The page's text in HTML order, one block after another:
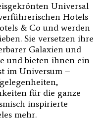
Universal
Hotels
& Co und werden
Sie versetzen ihre
Galaxien und
und bieten ihnen ein
im Universum –
für die ganze
inspirierte
mehr.